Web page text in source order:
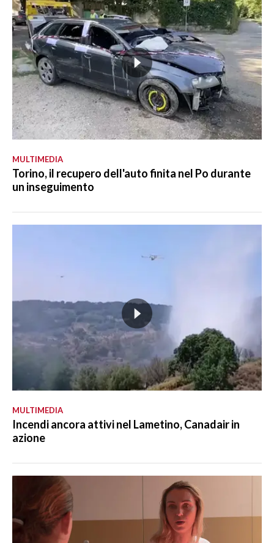
MULTIMEDIA
Torino, il recupero dell'auto finita nel Po durante
un inseguimento
MULTIMEDIA
Incendi ancora attivi nel Lametino, Canadair in
azione